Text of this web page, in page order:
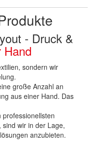
- Druck &
Hand
sondern wir
große Anzahl an
aus einer Hand. Das
wir in der Lage,
anzubieten.